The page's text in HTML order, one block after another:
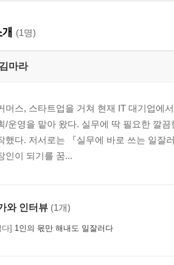
(1명)
김마라
머스, 스타트업을 거쳐 현재 IT 대기업에
/운영을 맡아 왔다. 실무에 딱 필요한 깔
했다. 저서로는 『실무에 바로 쓰는 일잘
인이 되기를 꿈...
와 인터뷰 (1개)
다] 1인의 몫만 해내도 일잘러다